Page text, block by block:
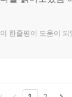
이 한줄평이 도움이 되